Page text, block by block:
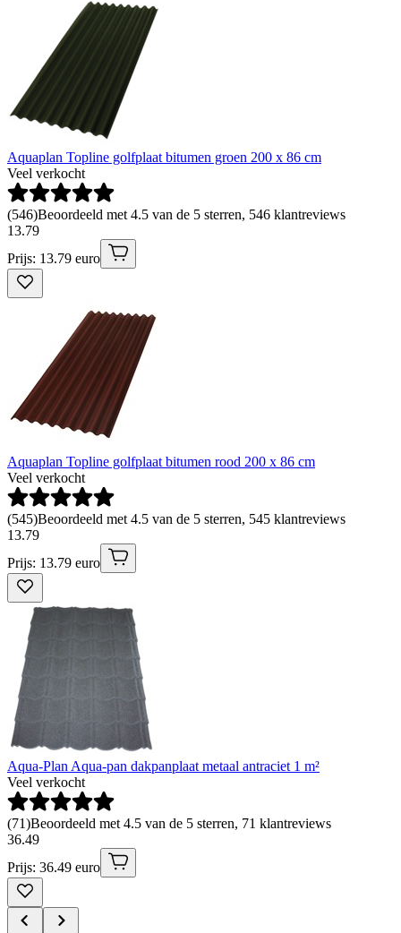
Aquaplan Topline golfplaat bitumen groen 200 x 86 cm
Veel verkocht
(546)Beoordeeld met 4.5 van de 5 sterren, 546 klantreviews
13.79
Prijs: 13.79 euro
Aquaplan Topline golfplaat bitumen rood 200 x 86 cm
Veel verkocht
(545)Beoordeeld met 4.5 van de 5 sterren, 545 klantreviews
13.79
Prijs: 13.79 euro
Aqua-Plan Aqua-pan dakpanplaat metaal antraciet 1 m²
Veel verkocht
(71)Beoordeeld met 4.5 van de 5 sterren, 71 klantreviews
36.49
Prijs: 36.49 euro